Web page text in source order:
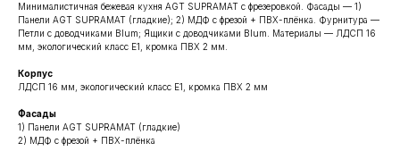
Минималистичная бежевая кухня AGT SUPRAMAT с фрезеровкой. Фасады — 1)
Панели AGT SUPRAMAT (гладкие); 2) МДФ с фрезой + ПВХ-плёнка. Фурнитура —
Петли с доводчиками Blum; Ящики с доводчиками Blum. Материалы — ЛДСП 16
мм, экологический класс Е1, кромка ПВХ 2 мм.
Корпус
ЛДСП 16 мм, экологический класс Е1, кромка ПВХ 2 мм
Фасады
1) Панели AGT SUPRAMAT (гладкие)
2) МДФ с фрезой + ПВХ-плёнка